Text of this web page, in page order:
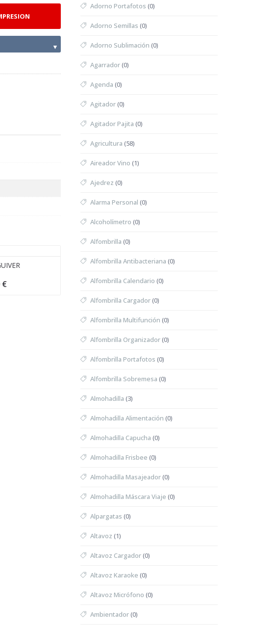
▼
€
Adorno Portafotos (0)
Adorno Semillas (0)
Adorno Sublimación (0)
Agarrador(0)
Agenda (0)
Agitador(0)
Agitador Pajita (0)
Agricultura (58)
Aireador Vino (1)
Ajedrez (0)
Alarma Personal (0)
Alcoholímetro (0)
Alfombrilla (0)
Alfombrilla Antibacteriana (0)
Alfombrilla Calendario (0)
Alfombrilla Cargador(0)
Alfombrilla Multifunción (0)
Alfombrilla Organizador(0)
Alfombrilla Portafotos (0)
Alfombrilla Sobremesa (0)
Almohadilla (3)
Almohadilla Alimentación (0)
Almohadilla Capucha (0)
Almohadilla Frisbee (0)
Almohadilla Masajeador(0)
Almohadilla Máscara Viaje (0)
Alpargatas (0)
Altavoz (1)
Altavoz Cargador(0)
Altavoz Karaoke (0)
Altavoz Micrófono (0)
Ambientador(0)